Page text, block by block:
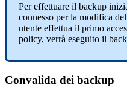
Per effettuare il backup
connesso per la modifica
utente effettua il primo
policy, verrà eseguito il
Convalida dei backup